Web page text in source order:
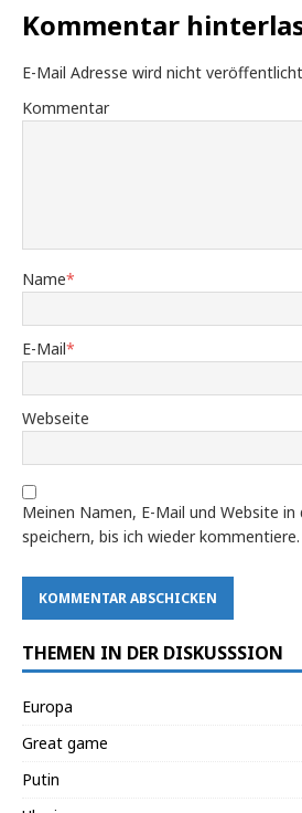
Kommentar
E-Mail Adresse wird nicht
Kommentar
Name*
E-Mail*
Webseite
Meinen Namen, E-Mail und Website
speichern, bis ich wieder kommentiere.
THEMEN IN DER DISKUSSSION
Europa
Great game
Putin